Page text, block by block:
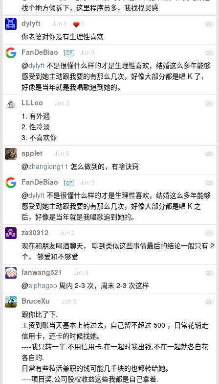
找个地方倾诉下，这里程序员多，我找找灵感
22
dylyft Jun 3 1
你老婆对你没有生理性喜欢
23
FanDeBiao OP Jun 3
@dylyft 不是很懂什么样的才是生理性喜欢，结婚这么多年能够
感受到她主动跟我要的有那么几次，好像大部分都是唱 K 了，
好像是当年就是我唱歌追到她的。
24
LLLeo Jun 3
1. 有外遇
2. 性冷淡
3. 不喜欢你
25
applet Jun 3
@zhanglong11 怎么做到的，有啥诀窍
26
FanDeBiao OP Jun 3
@dylyft 不是很懂什么样的才是生理性喜欢，结婚这么多年能够
感受到她主动跟我要的有那么几次，好像大部分都是唱 K 之
后，好像是当年就是我唱歌追到她的。
27
za30312 Jun 3
现在和朋友喝酒聊天， 聊到类似这些事情最后的结论一般只有 2
个， 够爱和不够爱
28
fanwang521 Jun 3
@alphagao 周内 2-3 次，周末 2-3 次这样
29
BruceXu Jun 3
跟你比了下.
工资到账当天基本上转过去，自己留不超过 500 ，日常花销走
信用卡，还卡的时候找她。
----我只转一半.不用信用卡.在一起时我出钱,不在一起就各自花
各自的.
日常有些私活兼职的钱可能几千块的也都转给她。
----项目奖,公司股权收益这些我都是自己拿着.